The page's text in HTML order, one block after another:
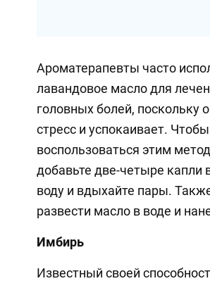
Ароматерапевты часто
лавандовое масло для
головных болей, поскольку
стресс и успокаивает. Чтобы
воспользоваться этим
добавьте две-четыре капли
воду и вдыхайте пары.
развести масло в воде и
Имбирь
Известный своей